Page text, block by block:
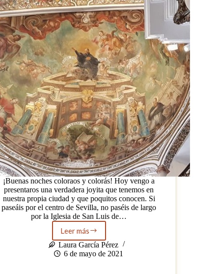
¡Buenas noches coloraos y colorás! Hoy vengo a
presentaros una verdadera joyita que tenemos en
nuestra propia ciudad y que poquitos conocen. Si
paseáis por el centro de Sevilla, no paséis de largo
por la Iglesia de San Luis de…
Leer más
Un
secreto
que
Laura García Pérez
6 de mayo de 2021